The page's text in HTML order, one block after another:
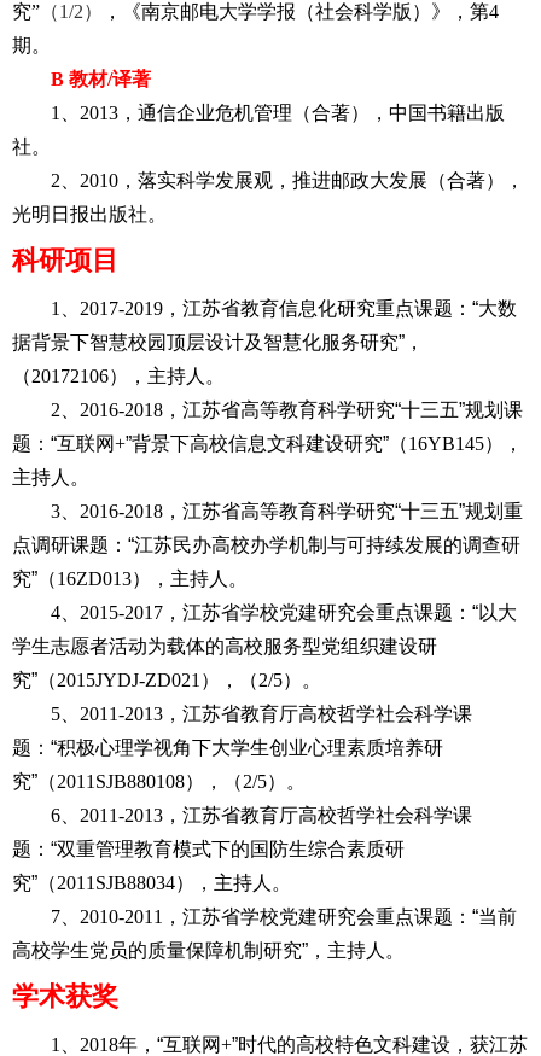
究” （1/2） ，《南京邮电大学学报（社会科学版）》，第4
期。
B 教材/译著
1
2013 ，通信企业危机管理（合著），中国书籍出版
社。
2
2010 ，落实科学发展观，推进邮政大发展（合著），
光明日报出版社。
科研项目
1 2017-2019 ，江苏省教育信息化研究重点课题：“大数
据背景下智慧校园顶层设计及智慧化服务研究”，
（20172106），主持人。
2
2016-2018 ，江苏省高等教育科学研究“十三五”规划课
题：“互联网+”背景下高校信息文科建设研究”（16YB145），
主持人。
3
2016-2018 ，江苏省高等教育科学研究“十三五”规划重
点调研课题：“江苏民办高校办学机制与可持续发展的调查研
究”（16ZD013），主持人。
4
2015-2017 ，江苏省学校党建研究会重点课题：“以大
学生志愿者活动为载体的高校服务型党组织建设研
究”（2015JYDJ-ZD021 ），（2/5）。
5
2011-2013 ，江苏省教育厅高校哲学社会科学课
题：“积极心理学视角下大学生创业心理素质培养研
究”（2011SJB880108），（2/5）。
6
2011-2013 ，江苏省教育厅高校哲学社会科学课
题：“双重管理教育模式下的国防生综合素质研
究”（2011SJB88034），主持人。
7
2010-2011 ，江苏省学校党建研究会重点课题：“当前
高校学生党员的质量保障机制研究”，主持人。
学术获奖
1 2018年，“互联网+”时代的高校特色文科建设，获江苏